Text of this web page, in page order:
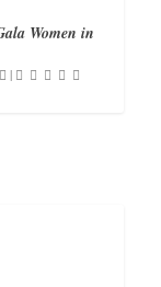
Women in
|